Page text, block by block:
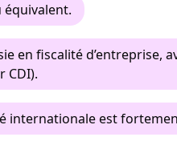
équivalent.
en fiscalité d’entreprise,
CDI).
internationale est